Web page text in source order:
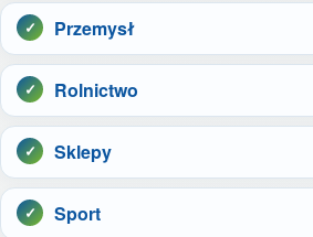
Przemysł
Rolnictwo
Sklepy
Sport